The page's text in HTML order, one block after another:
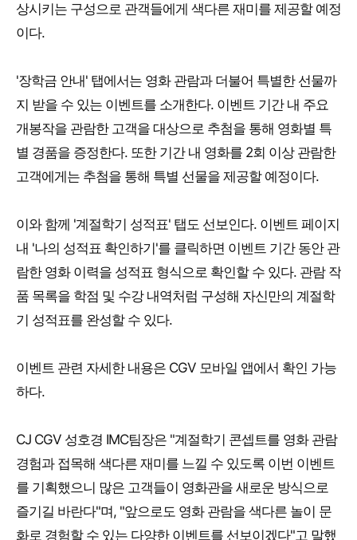
상시키는 구성으로 관객들에게 색다른 재미를 제공할 예정
이다.
'장학금 안내' 탭에서는 영화 관람과 더불어 특별한 선물까
지 받을 수 있는 이벤트를 소개한다. 이벤트 기간 내 주요
개봉작을 관람한 고객을 대상으로 추첨을 통해 영화별 특
별 경품을 증정한다. 또한 기간 내 영화를 2회 이상 관람한
고객에게는 추첨을 통해 특별 선물을 제공할 예정이다.
이와 함께 '계절학기 성적표' 탭도 선보인다. 이벤트 페이지
내 '나의 성적표 확인하기'를 클릭하면 이벤트 기간 동안 관
람한 영화 이력을 성적표 형식으로 확인할 수 있다. 관람 작
품 목록을 학점 및 수강 내역처럼 구성해 자신만의 계절학
기 성적표를 완성할 수 있다.
이벤트 관련 자세한 내용은 CGV 모바일 앱에서 확인 가능
하다.
CJ CGV 성호경 IMC팀장은 "계절학기 콘셉트를 영화 관람
경험과 접목해 색다른 재미를 느낄 수 있도록 이번 이벤트
를 기획했으니 많은 고객들이 영화관을 새로운 방식으로
즐기길 바란다"며, "앞으로도 영화 관람을 색다른 놀이 문
화로 경험할 수 있는 다양한 이벤트를 선보이겠다"고 말했